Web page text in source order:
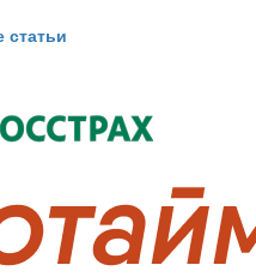
статьи